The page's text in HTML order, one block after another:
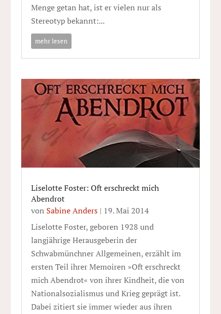
Menge getan hat, ist er vielen nur als
Stereotyp bekannt:...
mehr lesen
Liselotte Foster: Oft erschreckt mich
Abendrot
von Sabine Anders| 19. Mai 2014
Liselotte Foster, geboren 1928 und
langjährige Herausgeberin der
Schwabmünchner Allgemeinen, erzählt im
ersten Teil ihrer Memoiren »Oft erschreckt
mich Abendrot« von ihrer Kindheit, die von
Nationalsozialismus und Krieg geprägt ist.
Dabei zitiert sie immer wieder aus ihren